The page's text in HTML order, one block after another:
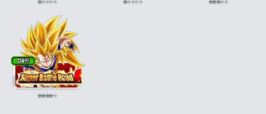
⭐⭐⭐⭐⭐ ⭐⭐⭐⭐⭐ ⭐⭐⭐⭐⭐
⭐⭐⭐⭐⭐